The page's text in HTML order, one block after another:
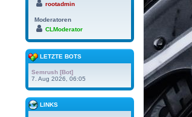
rootadmin
Moderatoren
CLModerator
LETZTE BOTS
Semrush [Bot]
7. Aug 2026, 06:05
LINKS